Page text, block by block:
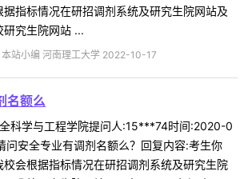
指标情况在研招调剂系统及研究生院网站及
研究生院网站 ...
本站小编 河南理工大学 2022-10-17
名额么
科学与工程学院提问人:15***74时间:2020-0
安全专业有调剂名额么？回复内容:考生你
会根据指标情况在研招调剂系统及研究生院